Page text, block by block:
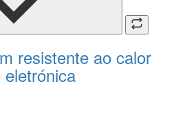
resistente ao calor